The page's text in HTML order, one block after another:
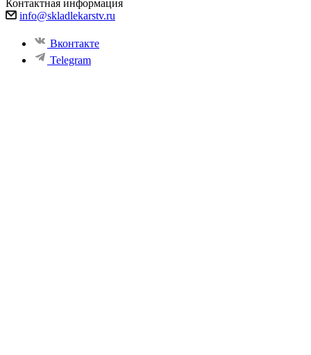
Контактная информация
info@skladlekarstv.ru
Вконтакте
Telegram